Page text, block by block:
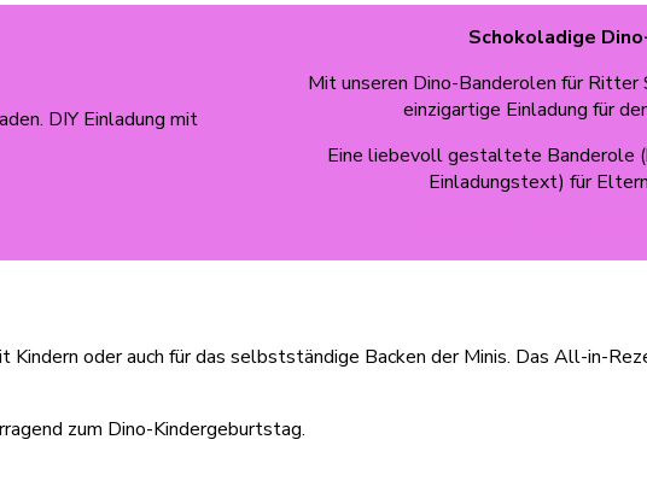
Schokoladige
Mit unseren Dino-Banderolen für
einzigartige Einladung für
Eine liebevoll gestaltete Banderole
Einladungstext) für
oder auch für das selbstständige Backen der Minis. Das All-in-